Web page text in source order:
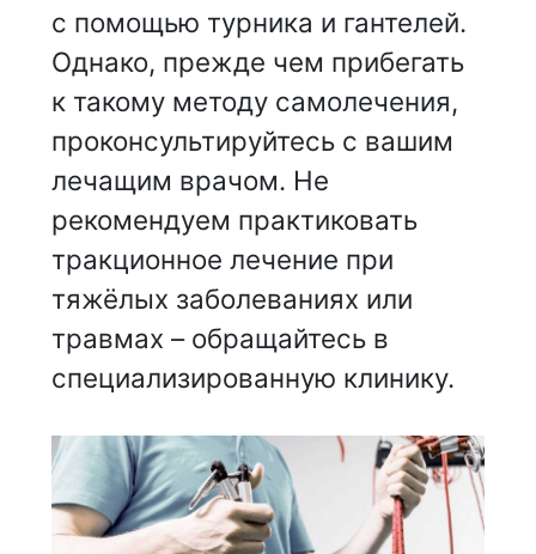
с помощью турника и гантелей.
Однако, прежде чем прибегать
к такому методу самолечения,
проконсультируйтесь с вашим
лечащим врачом. Не
рекомендуем практиковать
тракционное лечение при
тяжёлых заболеваниях или
травмах – обращайтесь в
специализированную клинику.